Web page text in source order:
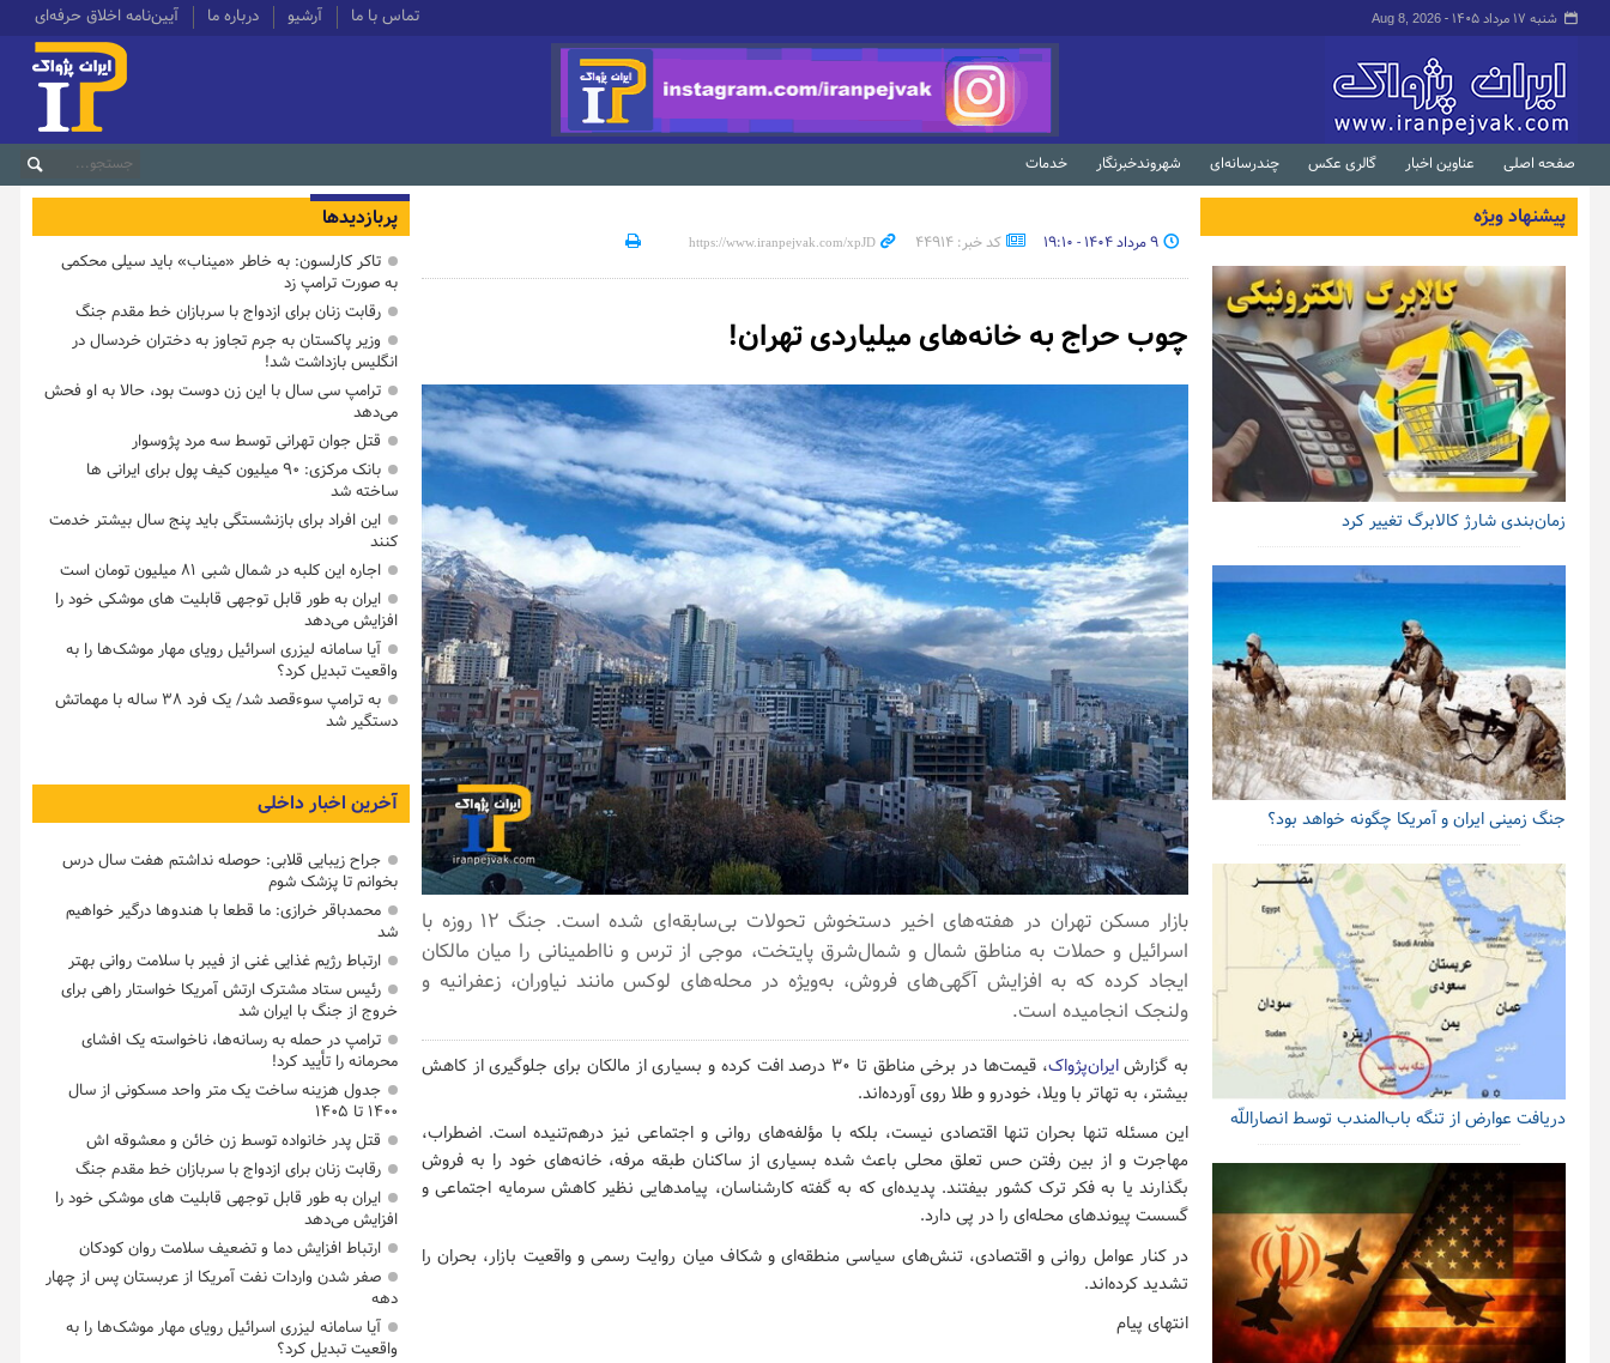
شنبه ۱۷ مرداد ۱۴۰۵ - Aug 8, 2026 تماس با ما آرشیو درباره ما آیین‌نامه اخلاق حرفه‌ای
صفحه اصلی عناوین اخبار گالری عکس چندرسانه‌ای شهروندخبرنگار خدمات
۹ مرداد ۱۴۰۴ - ۱۹:۱۰ کد خبر: 44914
چوب حراج به خانه‌های میلیاردی تهران!
بازار مسکن تهران در هفته‌های اخیر دستخوش تحولات بی‌سابقه‌ای شده است. جنگ ۱۲ روزه با
اسرائیل و حملات به مناطق شمال و شمال‌شرق پایتخت، موجی از ترس و نااطمینانی را میان مالکان
ایجاد کرده که به افزایش آگهی‌های فروش، به‌ویژه در محله‌های لوکس مانند نیاوران، زعفرانیه و
ولنجک انجامیده است.
به گزارشایران‌پژواک
، قیمت‌ها در برخی مناطق تا ۳۰ درصد افت کرده و بسیاری از مالکان برای جلوگیری از کاهش
بیشتر، به تهاتر با ویلا، خودرو و طلا روی آورده‌اند.
این مسئله تنها بحران تنها اقتصادی نیست، بلکه با مؤلفه‌های روانی و اجتماعی نیز درهم‌تنیده است. اضطراب،
مهاجرت و از بین رفتن حس تعلق محلی باعث شده بسیاری از ساکنان طبقه مرفه، خانه‌های خود را به فروش
بگذارند یا به فکر ترک کشور بیفتند. پدیده‌ای که به گفته کارشناسان، پیامدهایی نظیر کاهش سرمایه اجتماعی و
گسست پیوندهای محله‌ای را در پی دارد.
در کنار عوامل روانی و اقتصادی، تنش‌های سیاسی منطقه‌ای و شکاف میان روایت رسمی و واقعیت بازار، بحران را
تشدید کرده‌اند.
انتهای پیام
پیشنهاد ویژه
زمان‌بندی شارژ کالابرگ تغییر کرد
جنگ زمینی ایران و آمریکا چگونه خواهد بود؟
دریافت عوارض از تنگه باب‌المندب توسط انصاراللّه
پربازدیدها
تاکر کارلسون: به خاطر «میناب» باید سیلی محکمی
به صورت ترامپ زد
رقابت زنان برای ازدواج با سربازان خط مقدم جنگ
وزیر پاکستان به جرم تجاوز به دختران خردسال در
انگلیس بازداشت شد!
ترامپ سی سال با این زن دوست بود، حالا به او فحش
می‌دهد
قتل جوان تهرانی توسط سه مرد پژوسوار
بانک مرکزی: ۹۰ میلیون کیف پول برای ایرانی ها
ساخته شد
این افراد برای بازنشستگی باید پنج سال بیشتر خدمت
کنند
اجاره این کلبه در شمال شبی ۸۱ میلیون تومان است
ایران به طور قابل توجهی قابلیت های موشکی خود را
افزایش می‌دهد
آیا سامانه لیزری اسرائیل رویای مهار موشک‌ها را به
واقعیت تبدیل کرد؟
به ترامپ سوءقصد شد/ یک فرد ۳۸ ساله با مهماتش
دستگیر شد
آخرین اخبار داخلی
جراح زیبایی قلابی: حوصله نداشتم هفت سال درس
بخوانم تا پزشک شوم
محمدباقر خرازی: ما قطعا با هندوها درگیر خواهیم
شد
ارتباط رژیم غذایی غنی از فیبر با سلامت روانی بهتر
رئیس ستاد مشترک ارتش آمریکا خواستار راهی برای
خروج از جنگ با ایران شد
ترامپ در حمله‌ به رسانه‌ها، ناخواسته یک افشای
محرمانه را تأیید کرد!
جدول هزینه ساخت یک متر واحد مسکونی از سال
۱۴۰۰ تا ۱۴۰۵
قتل پدر خانواده توسط زن خائن و معشوقه اش
رقابت زنان برای ازدواج با سربازان خط مقدم جنگ
ایران به طور قابل توجهی قابلیت های موشکی خود را
افزایش می‌دهد
ارتباط افزایش دما و تضعیف سلامت روان کودکان
صفر شدن واردات نفت آمریکا از عربستان پس از چهار
دهه
آیا سامانه لیزری اسرائیل رویای مهار موشک‌ها را به
واقعیت تبدیل کرد؟